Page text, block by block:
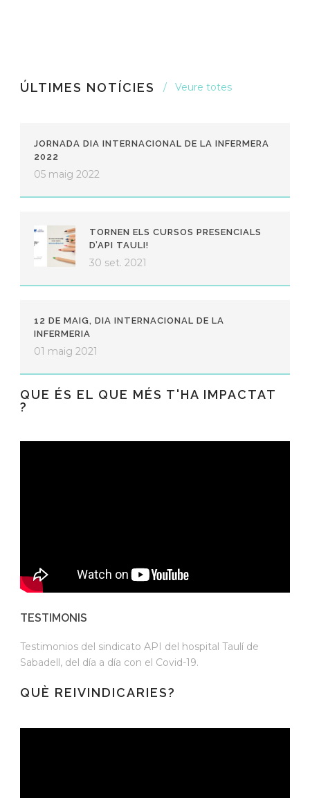
ÚLTIMES NOTÍCIES Veure totes
JORNADA DIA INTERNACIONAL DE LA INFERMERA
2022
05 maig 2022
TORNEN ELS CURSOS PRESENCIALS
D’API TAULI!
30 set. 2021
12 DE MAIG, DIA INTERNACIONAL DE LA
INFERMERIA
01 maig 2021
QUE ÉS EL QUE MÉS T'HA IMPACTAT
?
TESTIMONIS
Testimonios del sindicato API del hospital Taulí de
Sabadell, del día a día con el Covid-19.
QUÈ REIVINDICARIES?